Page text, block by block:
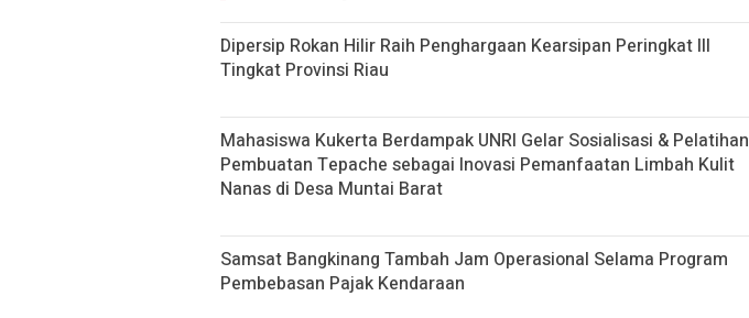
Dipersip Rokan Hilir Raih Penghargaan Kearsipan Peringkat III
Tingkat Provinsi Riau
Mahasiswa Kukerta Berdampak UNRI Gelar Sosialisasi & Pelatihan
Pembuatan Tepache sebagai Inovasi Pemanfaatan Limbah Kulit
Nanas di Desa Muntai Barat
Samsat Bangkinang Tambah Jam Operasional Selama Program
Pembebasan Pajak Kendaraan